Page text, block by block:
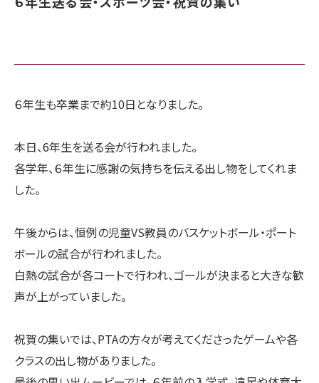
６年生も卒業まで約10日となりました。
本日、6年生を送る会が行われました。
各学年、６年生に感謝の気持ちを伝える出し物をしてくれま
した。
午後からは、恒例の児童VS教員のバスケットボール・ポート
ボールの試合が行われました。
白熱の試合が各コートで行われ、ゴールが決まると大きな歓
声が上がっていました。
祝賀の集いでは、PTAの方々が考えてくださったゲームや各
クラスの出し物がありました。